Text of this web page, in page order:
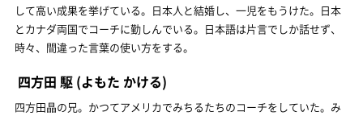
して高い成果を挙げている。日本人と結婚し、一児をもうけた。日本
とカナダ両国でコーチに勤しんでいる。日本語は片言でしか話せず、
時々、間違った言葉の使い方をする。
四方田 駆 (よもた かける)
四方田晶の兄。かつてアメリカでみちるたちのコーチをしていた。み